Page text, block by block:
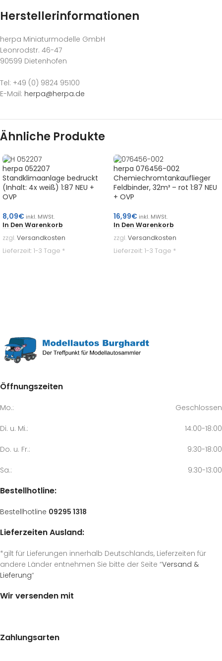
Herstellerinformationen
herpa Miniaturmodelle GmbH
Leonrodstr. 46-47
90599 Dietenhofen
Tel: +49 (0) 9824 95100
E-Mail: herpa@herpa.de
Ähnliche Produkte
herpa 052207
Standklimaanlage bedruckt
(Inhalt: 4x weiß) 1:87 NEU +
OVP
8,09€ inkl. MWSt.
In Den Warenkorb
zzgl.Versandkosten
Lieferzeit: 1-3 Tage *
herpa 076456-002
Chemiechromtankauflieger
Feldbinder, 32m³ – rot 1:87 NEU
+ OVP
16,99€ inkl. MWSt.
In Den Warenkorb
zzgl.Versandkosten
Lieferzeit: 1-3 Tage *
Öffnungszeiten
Mo.: Geschlossen
Di. u. Mi.: 14:00-18:00
Do. u. Fr.: 9:30-18:00
Sa.: 9:30-13:00
Bestellhotline:
Bestellhotline 09295 1318
Lieferzeiten Ausland:
*gilt für Lieferungen innerhalb Deutschlands, Lieferzeiten für
andere Länder entnehmen Sie bitte der Seite “Versand &
Lieferung“
Wir versenden mit
Zahlungsarten